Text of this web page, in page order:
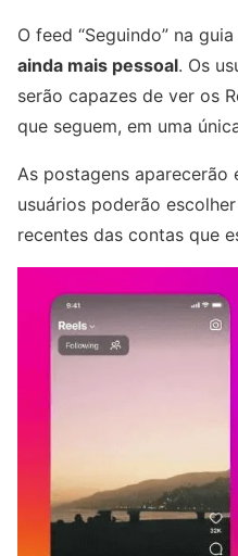
O feed “Seguindo” na guia
ainda mais pessoal. Os
serão capazes de ver os
que seguem, em uma
As postagens
usuários poderão
recentes das contas que